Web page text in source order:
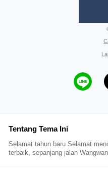
Tentang Tema Ini
Selamat tahun baru Selamat
terbaik, sepanjang jalan